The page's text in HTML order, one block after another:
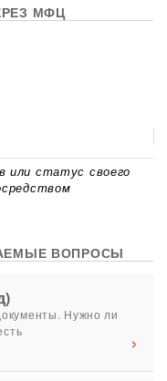
МФЦ
или статус своего
ВОПРОСЫ
Нужно ли